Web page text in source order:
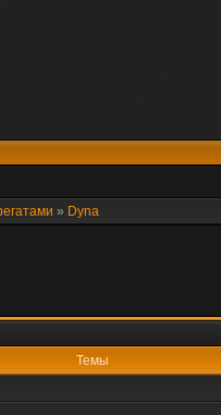
» Dyna
Темы